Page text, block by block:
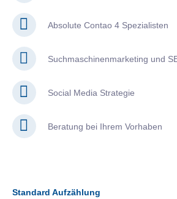
Absolute Contao 4 Spezialisten
Suchmaschinenmarketing und
Social Media Strategie
Beratung bei Ihrem Vorhaben
Standard Aufzählung